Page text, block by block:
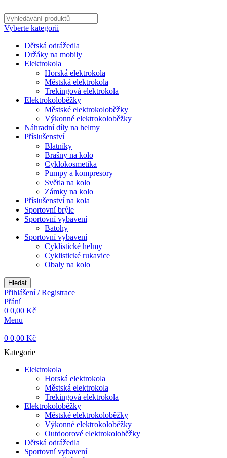
Vyberte kategorii
Dětská odrážedla
Držáky na mobily
Elektrokola
Horská elektrokola
Městská elektrokola
Trekingová elektrokola
Elektrokoloběžky
Městské elektrokoloběžky
Výkonné elektrokoloběžky
Náhradní díly na helmy
Příslušenství
Blatníky
Brašny na kolo
Cyklokosmetika
Pumpy a kompresory
Světla na kolo
Zámky na kolo
Příslušenství na kola
Sportovní brýle
Sportovní vybavení
Batohy
Sportovní vybavení
Cyklistické helmy
Cyklistické rukavice
Obaly na kolo
Hledat
Přihlášení / Registrace
Přání
0 0,00 Kč
Menu
0 0,00 Kč
Kategorie
Elektrokola
Horská elektrokola
Městská elektrokola
Trekingová elektrokola
Elektrokoloběžky
Městské elektrokoloběžky
Výkonné elektrokoloběžky
Outdoorové elektrokoloběžky
Dětská odrážedla
Sportovní vybavení